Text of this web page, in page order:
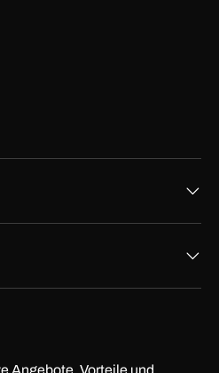
Angebote, Vorteile und